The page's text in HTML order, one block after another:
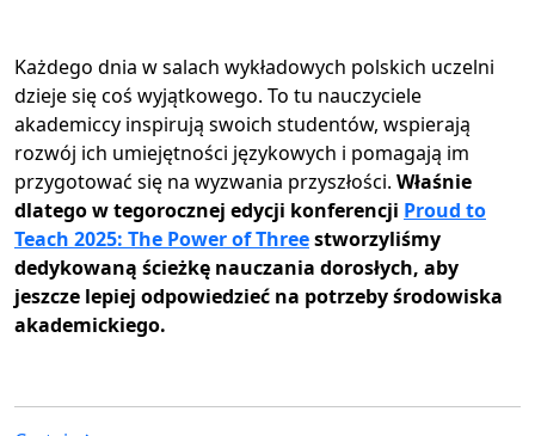
Każdego dnia w salach wykładowych polskich uczelni
dzieje się coś wyjątkowego. To tu nauczyciele
akademiccy inspirują swoich studentów, wspierają
rozwój ich umiejętności językowych i pomagają im
przygotować się na wyzwania przyszłości. Właśnie
dlatego w tegorocznej edycji konferencji Proud to
Teach 2025: The Power of Threestworzyliśmy
dedykowaną ścieżkę nauczania dorosłych, aby
jeszcze lepiej odpowiedzieć na potrzeby środowiska
akademickiego.